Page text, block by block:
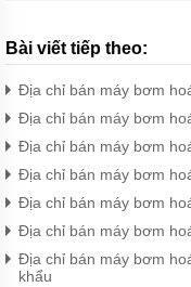
liền
suất
máy
bánh
răng
Máy
bơm
nhựa
đường
Bài viết tiếp theo:
Địa chỉ bán máy bơm
Địa chỉ bán máy bơm
Địa chỉ bán máy bơm
Địa chỉ bán máy bơm
Địa chỉ bán máy bơm
Địa chỉ bán máy bơm
Địa chỉ bán máy bơm
khẩu